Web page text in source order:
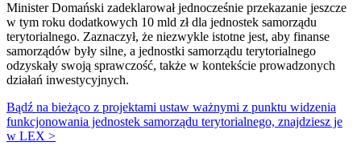
Minister Domański zadeklarował jednocześnie przekazanie jeszcze
w tym roku dodatkowych 10 mld zł dla jednostek samorządu
terytorialnego. Zaznaczył, że niezwykle istotne jest, aby finanse
samorządów były silne, a jednostki samorządu terytorialnego
odzyskały swoją sprawczość, także w kontekście prowadzonych
działań inwestycyjnych.
Bądź na bieżąco z projektami ustaw ważnymi z punktu widzenia
funkcjonowania jednostek samorządu terytorialnego, znajdziesz je
w LEX >